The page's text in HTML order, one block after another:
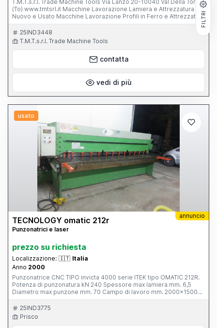
T.M.T.s.r.l. Trade Machine Tools Via Lanzo 20-10040 Val Della Torre
(To) www.tmtsrl.it Macchine Lavorazione Lamiera e Attrezzatura
Nuovo e Usato Macchine Lavorazione Profili in Ferro e Attrezzatura
Nuovo e Usato
25IND3448
T.M.T.s.r.l. Trade Machine Tools
contatta
vedi di più
usato
annuncio
TECNOLOGY omatic 212r
Punzonatrici e laser
prezzo su richiesta
Localizzazione: 🇮🇹 Italia
Anno 2000
Punzonatrice CNC TIPO invicta 4000 serie ITEK tipo OMATIC 212R.
Potenza di punzonatura kN 240 Spessore max lamiera mm. 6,5
Diametro max punzone mm. 70 Campo di lavoro mm. 2000x1500
Incavo mm. 1270 index montato direttamente sulla testa di
tranciatura. Utensili all'occorenza tutti rotanti. numero utensili
20.Riposizionamento automatico asse X. Torretta con
portautensili.Bancali fissi supplementari. Aspirazione
25IND3775
Prisco
FILTRI